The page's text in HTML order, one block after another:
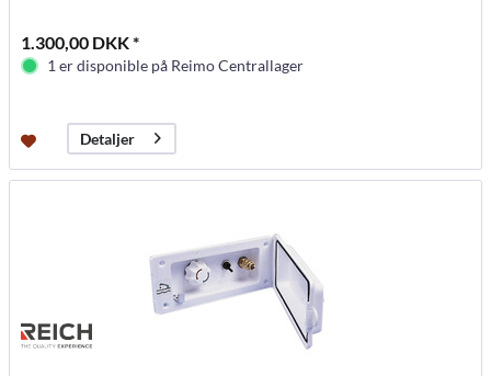
1.300,00 DKK *
1 er disponible på Reimo Centrallager
Detaljer